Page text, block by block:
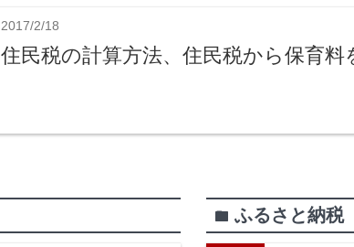
2017/2/18
住民税の計算方法、住民税から保育料
folder ふるさと納税